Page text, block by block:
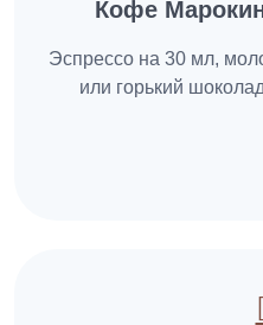
Кофе
Эспрессо на 30 мл,
или горький